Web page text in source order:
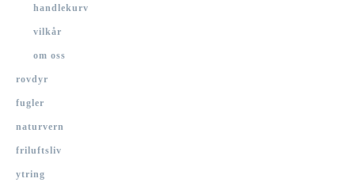
handlekurv
vilkår
om oss
rovdyr
fugler
naturvern
friluftsliv
ytring